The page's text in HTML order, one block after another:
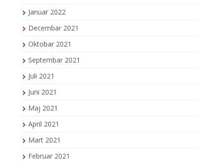
Januar 2022
Decembar 2021
Oktobar 2021
Septembar 2021
Juli 2021
Juni 2021
Maj 2021
April 2021
Mart 2021
Februar 2021